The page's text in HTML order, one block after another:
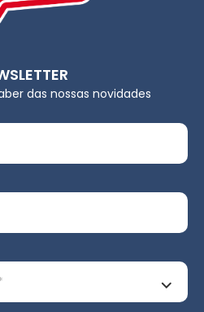
das nossas novidades